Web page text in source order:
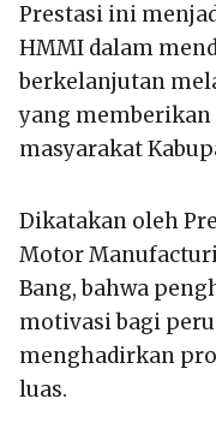
Prestasi ini
HMMI dalam
berkelanjutan
yang
masyarakat
Dikatakan oleh
Motor
Bang, bahwa
motivasi bagi
menghadirkan
luas.